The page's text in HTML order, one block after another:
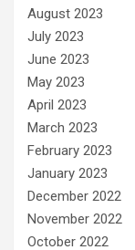
August 2023
July 2023
June 2023
May 2023
April 2023
March 2023
February 2023
January 2023
December 2022
November 2022
October 2022